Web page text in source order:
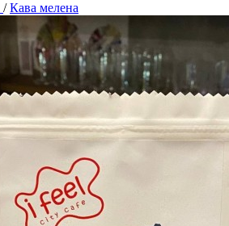
/Кава мелена